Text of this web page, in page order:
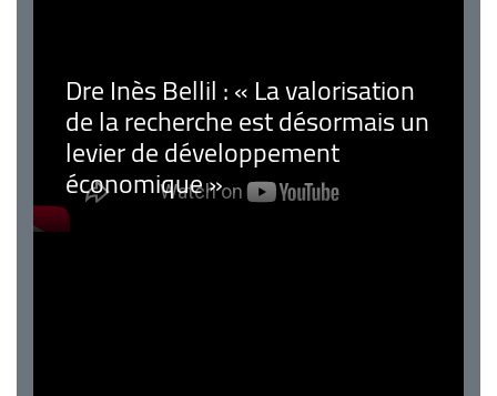
Dre Inès Bellil : « La valorisation
de la recherche est désormais un
levier de développement
économique »